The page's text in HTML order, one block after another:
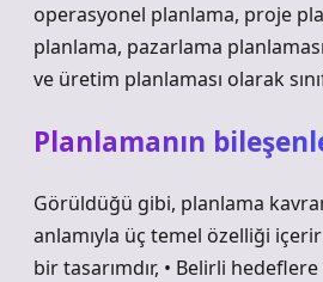
operasyonel planlama, proje
planlama, pazarlama
ve üretim planlaması olarak
Planlamanın
Görüldüğü gibi, planlama
anlamıyla üç temel özelliği
bir tasarımdır, • Belirli